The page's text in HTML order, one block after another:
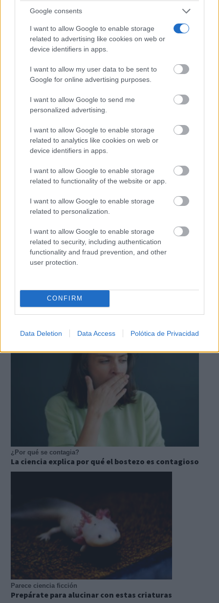
Google consents
I want to allow Google to enable storage
related to advertising like cookies on web or
device identifiers in apps.
I want to allow my user data to be sent to
Google for online advertising purposes.
I want to allow Google to send me
personalized advertising.
I want to allow Google to enable storage
related to analytics like cookies on web or
device identifiers in apps.
I want to allow Google to enable storage
related to functionality of the website or app.
I want to allow Google to enable storage
related to personalization.
I want to allow Google to enable storage
related to security, including authentication
functionality and fraud prevention, and other
user protection.
CONFIRM
Data Deletion Data Access Polótica de Privacidad
El truco contra la cal
Di adiós a la cal del baño con estos sencillos consejos
9 apps que valen oro
No son populares, pero sí extraordinariamente
útiles
¿Por qué se contagia?
La ciencia explica por qué el bostezo es contagioso
Parece ciencia ficción
Prepárate para alucinar con estas criaturas